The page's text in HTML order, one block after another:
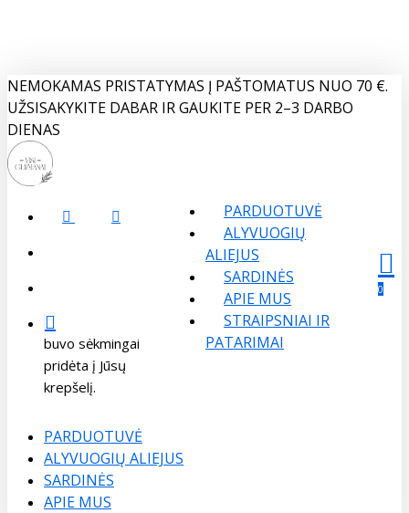
content
NEMOKAMAS PRISTATYMAS Į PAŠTOMATUS NUO 70 €.
UŽSISAKYKITE DABAR IR GAUKITE PER 2–3 DARBO
DIENAS
FACEBOOKINSTAGRAM
buvo sėkmingai
pridėta į Jūsų
krepšelį.
0
Menu
PARDUOTUVĖ
ALYVUOGIŲ
ALIEJUS
SARDINĖS
APIE MUS
STRAIPSNIAI IR
PATARIMAI
PARDUOTUVĖ
ALYVUOGIŲ ALIEJUS
SARDINĖS
APIE MUS